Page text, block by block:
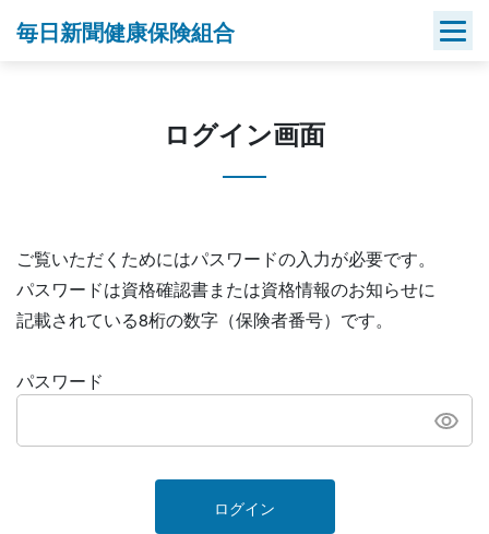
毎日新聞健康保険組合
ログイン画面
ご覧いただくためにはパスワードの入力が必要です。
パスワードは資格確認書または資格情報のお知らせに
記載されている8桁の数字（保険者番号）です。
パスワード
ログイン